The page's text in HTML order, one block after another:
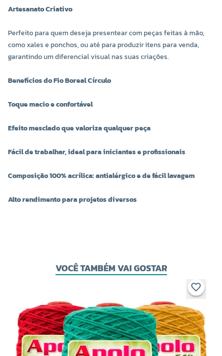
COR 9611
R$ 24,00 UNIDADE
R$ 24,00 UNIDADE
- +
COR 9882
- +
Artesanato Criativo
Perfeito para quem deseja presentear com peças feitas à mão,
como xales e ponchos, ou até para produzir itens para venda,
garantindo um diferencial visual nas suas criações.
Benefícios do Fio Boreal Círculo
Toque macio e confortável
Efeito mesclado que valoriza qualquer peça
Fácil de trabalhar, ideal para iniciantes e profissionais
Composição 100% acrílica: antialérgico e de fácil lavagem
Alto rendimento para projetos diversos
VOCÊ TAMBÉM VAI GOSTAR